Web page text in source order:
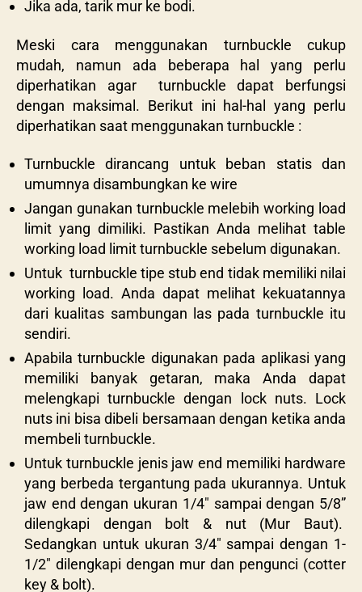
Jika ada, tarik mur ke bodi.
Meski cara menggunakan turnbuckle cukup
mudah, namun ada beberapa hal yang perlu
diperhatikan agar turnbuckle dapat berfungsi
dengan maksimal. Berikut ini hal-hal yang perlu
diperhatikan saat menggunakan turnbuckle :
Turnbuckle dirancang untuk beban statis dan
umumnya disambungkan ke wire
Jangan gunakan turnbuckle melebih working load
limit yang dimiliki. Pastikan Anda melihat table
working load limit turnbuckle sebelum digunakan.
Untuk turnbuckle tipe stub end tidak memiliki nilai
working load. Anda dapat melihat kekuatannya
dari kualitas sambungan las pada turnbuckle itu
sendiri.
Apabila turnbuckle digunakan pada aplikasi yang
memiliki banyak getaran, maka Anda dapat
melengkapi turnbuckle dengan lock nuts. Lock
nuts ini bisa dibeli bersamaan dengan ketika anda
membeli turnbuckle.
Untuk turnbuckle jenis jaw end memiliki hardware
yang berbeda tergantung pada ukurannya. Untuk
jaw end dengan ukuran 1/4″ sampai dengan 5/8”
dilengkapi dengan bolt & nut (Mur Baut).
Sedangkan untuk ukuran 3/4″ sampai dengan 1-
1/2″ dilengkapi dengan mur dan pengunci (cotter
key & bolt).